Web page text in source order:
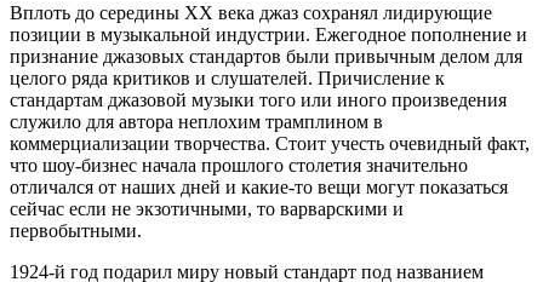
Вплоть до середины XX века джаз сохранял лидирующие
позиции в музыкальной индустрии. Ежегодное пополнение и
признание джазовых стандартов были привычным делом для
целого ряда критиков и слушателей. Причисление к
стандартам джазовой музыки того или иного произведения
служило для автора неплохим трамплином в
коммерциализации творчества. Стоит учесть очевидный факт,
что шоу-бизнес начала прошлого столетия значительно
отличался от наших дней и какие-то вещи могут показаться
сейчас если не экзотичными, то варварскими и
первобытными.
1924-й год подарил миру новый стандарт под названием